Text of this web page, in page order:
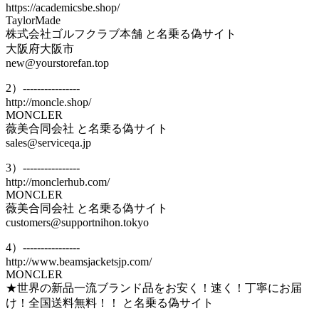
https://academicsbe.shop/
TaylorMade
株式会社ゴルフクラブ本舗 と名乗る偽サイト
大阪府大阪市
new@yourstorefan.top
2）----------------
http://moncle.shop/
MONCLER
薇美合同会社 と名乗る偽サイト
sales@serviceqa.jp
3）----------------
http://monclerhub.com/
MONCLER
薇美合同会社 と名乗る偽サイト
customers@supportnihon.tokyo
4）----------------
http://www.beamsjacketsjp.com/
MONCLER
★世界の新品一流ブランド品をお安く！速く！丁寧にお届
け！全国送料無料！！ と名乗る偽サイト